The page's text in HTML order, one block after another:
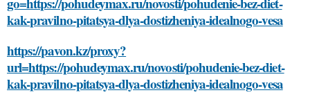
kak-pravilno-pitatsya-dlya-dostizheniya-idealnogo-vesa
https://pavon.kz/proxy?
url=https://pohudeymax.ru/novosti/pohudenie-bez-diet-
kak-pravilno-pitatsya-dlya-dostizheniya-idealnogo-vesa